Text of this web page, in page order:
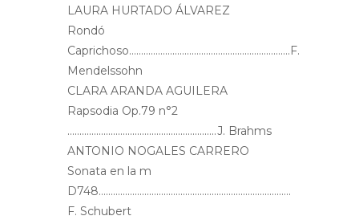
LAURA HURTADO ÁLVAREZ
Rondó
Caprichoso………………………………………………………….F.
Mendelssohn
CLARA ARANDA AGUILERA
Rapsodia Op.79 n°2
……………………………………………………..J. Brahms
ANTONIO NOGALES CARRERO
Sonata en la m
D748……………………………………………………………………..
F. Schubert